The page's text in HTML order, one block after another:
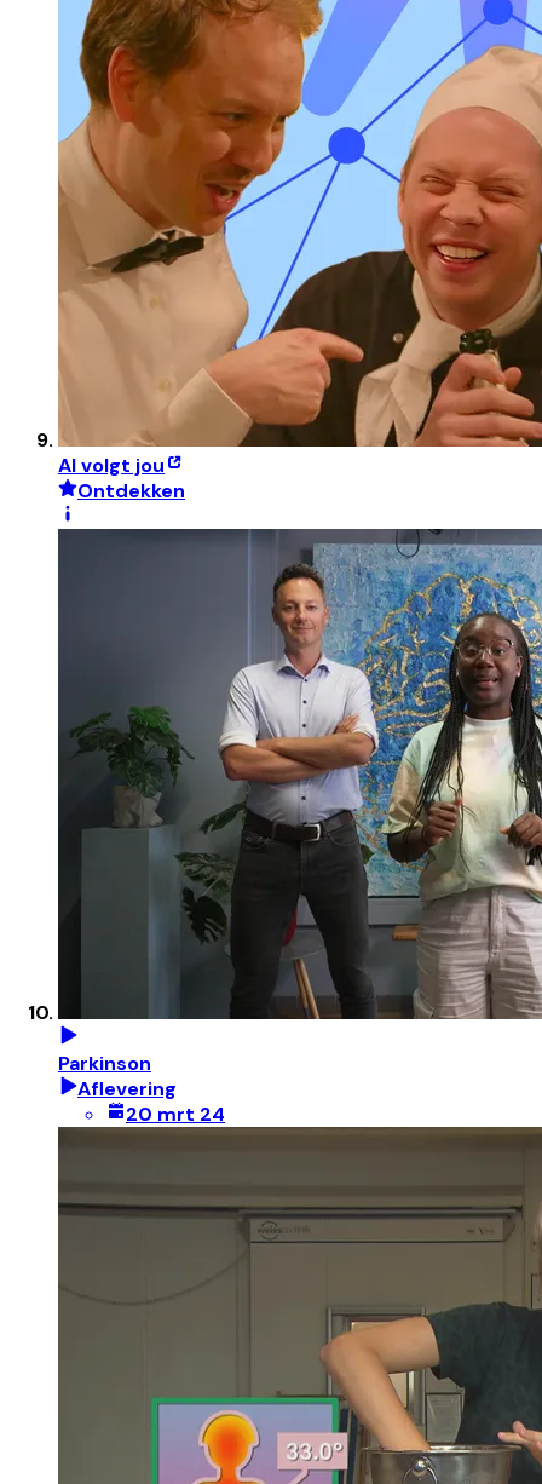
AI volgt jou
Ontdekken
Parkinson
Aflevering
20 mrt 24